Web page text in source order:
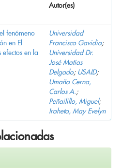
Autor(es)
fenómeno
en El
efectos en la
Universidad
Francisco Gavidia;
Universidad Dr.
José Matías
Delgado; USAID;
Umaña Cerna,
Carlos A.;
Peñailillo, Miguel;
Iraheta, May Evelyn